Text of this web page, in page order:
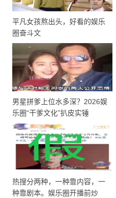
平凡女孩熬出头，好看的娱乐
圈奋斗文
男星拼爹上位水多深？2026娱
乐圈“干爹文化”扒皮实锤
热搜分两种，一种靠内容，一
种靠剧本。娱乐圈开播前炒